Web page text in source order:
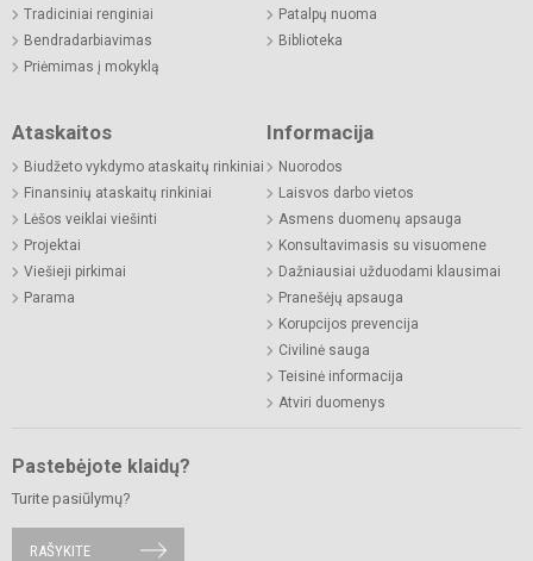
Tradiciniai renginiai
Bendradarbiavimas
Priėmimas į mokyklą
Patalpų nuoma
Biblioteka
Ataskaitos
Biudžeto vykdymo ataskaitų rinkiniai
Finansinių ataskaitų rinkiniai
Lėšos veiklai viešinti
Projektai
Viešieji pirkimai
Parama
Informacija
Nuorodos
Laisvos darbo vietos
Asmens duomenų apsauga
Konsultavimasis su visuomene
Dažniausiai užduodami klausimai
Pranešėjų apsauga
Korupcijos prevencija
Civilinė sauga
Teisinė informacija
Atviri duomenys
Pastebėjote klaidų?
Turite pasiūlymų?
RAŠYKITE